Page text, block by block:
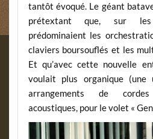
tantôt évoqué. Le géant
prétextant que, sur les
prédominaient les
claviers boursouflés et les
Et qu’avec cette nouvelle
voulait plus organique (une
arrangements de
acoustiques, pour le volet «